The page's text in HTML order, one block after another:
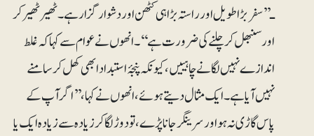
ـ’’سفر بڑا طویل اور راستہ بڑا ہی کٹھن اور دشوار گزار ہے۔ ٹھیر ٹھیر کر
اور سنبھل کر چلنے کی ضرورت ہے‘‘۔ انھوں نے عوام سے کہا کہ غلط
اندازے نہیں لگانے چاہییں، کیونکہ پنجۂ استبداد ابھی کھل کر سامنے
نہیں آیا ہے۔ ایک مثال دیتے ہوئے ، انھوں نے کہا، ’’ اگر آپ کے
پاس گاڑی نہ ہو اور سرینگر جانا پڑے ، تودوڑ لگا کر زیادہ سے زیادہ ایک یا